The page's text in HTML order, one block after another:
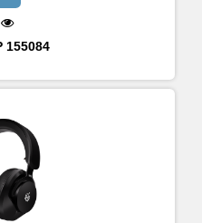
155084